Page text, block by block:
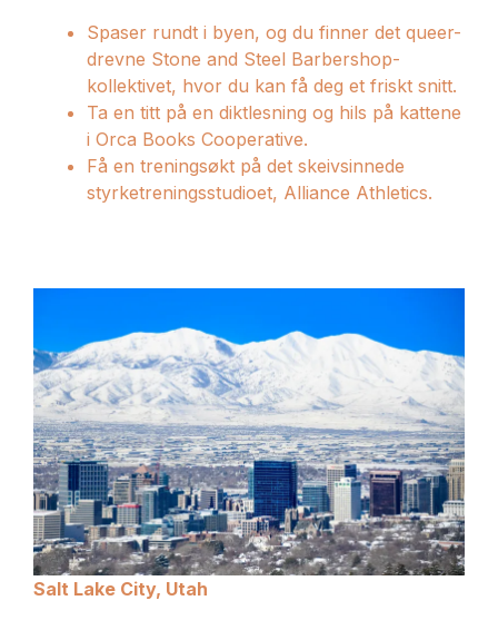
Spaser rundt i byen, og du finner det queer-
drevne Stone and Steel Barbershop-
kollektivet, hvor du kan få deg et friskt snitt.
Ta en titt på en diktlesning og hils på kattene
i Orca Books Cooperative.
Få en treningsøkt på det skeivsinnede
styrketreningsstudioet, Alliance Athletics.
Salt Lake City, Utah